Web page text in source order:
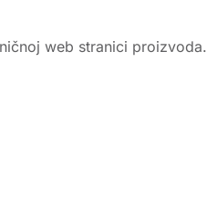
web stranici proizvoda.